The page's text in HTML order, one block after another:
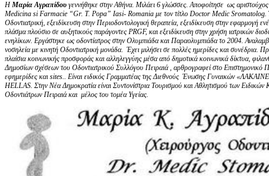
Η Μαρία Αγραπίδου γεννήθηκε στην Αθήνα. Μιλάει 6 γλώσσες. Αποφοίτησε ως
Medicina si Farmacie “Gr. T. Popa” Iasi- Romania με τον τίτλο Doctor Medic Sromatolog.
Οδοντιατρική, εξειδίκευση στην Περιοδοντολογική θεραπεία, εξειδίκευση στην εφαρμογή
πλάσμα πλούσιο σε αυξητικούς παράγοντες PRGF, και εξειδίκευση στην χρήση ιατρικών
ενηλίκων. Εργάστηκε ως οδοντίατρος στην Ολυμπιάδα και Παραολυμπιάδα το 2004.
νοσηλεία με κινητή Οδοντιατρική μονάδα. Έχει μιλήσει σε πολλές ημερίδες και συνέδρια.
πλαίσια κοινωνικής προσφοράς και αλληλεγγύης μέσα από δημοτικά κοινωνικά δίκτυα,
Δημοσίων σχέσεων του Οδοντιατρικού Συλλόγου Πειραιά , αρθρογραφεί στο Επιστημονικό
εφημερίδες και sites.. Είναι ειδικός Γραμματέας της Διεθνούς Ένωσης Γυναικών
HELLAS. Στην Νέα Δημοκρατία είναι Συντονίστρια Τουρισμού και Αθλητισμού των
Οδοντιάτρων Πειραιά και μέλος του τομέα Υγείας.